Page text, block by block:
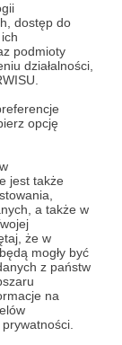
dostęp do
podmioty
działalności,
opcję
jest także
a także w
że w
mogły być
z państw
na